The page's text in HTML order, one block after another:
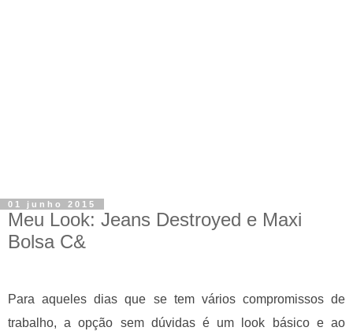
01 junho 2015
Meu Look: Jeans Destroyed e Maxi
Bolsa C&
Para aqueles dias que se tem vários compromissos de
trabalho, a opção sem dúvidas é um look básico e ao